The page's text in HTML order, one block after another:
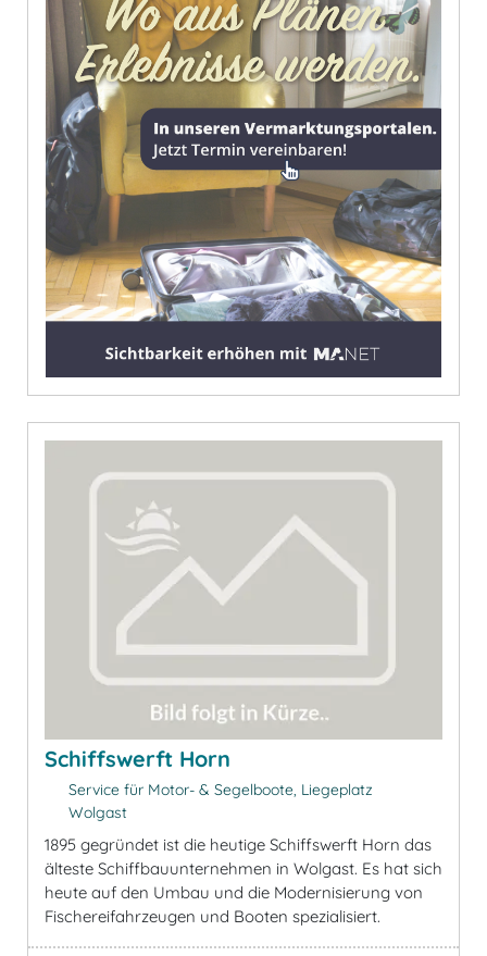
Schiffswerft Horn
Service für Motor- & Segelboote, Liegeplatz
Wolgast
1895 gegründet ist die heutige Schiffswerft Horn das
älteste Schiffbauunternehmen in Wolgast. Es hat sich
heute auf den Umbau und die Modernisierung von
Fischereifahrzeugen und Booten spezialisiert.